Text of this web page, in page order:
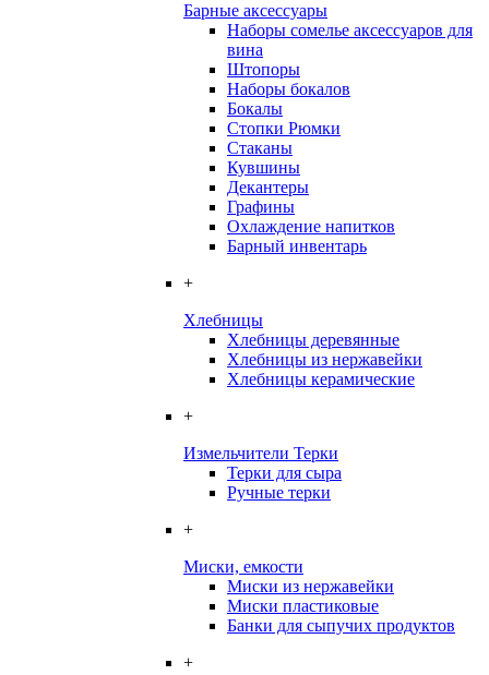
Барные аксессуары
Наборы сомелье аксессуаров для
вина
Штопоры
Наборы бокалов
Бокалы
Стопки Рюмки
Стаканы
Кувшины
Декантеры
Графины
Охлаждение напитков
Барный инвентарь
+
Хлебницы
Хлебницы деревянные
Хлебницы из нержавейки
Хлебницы керамические
+
Измельчители Терки
Терки для сыра
Ручные терки
+
Миски, емкости
Миски из нержавейки
Миски пластиковые
Банки для сыпучих продуктов
+